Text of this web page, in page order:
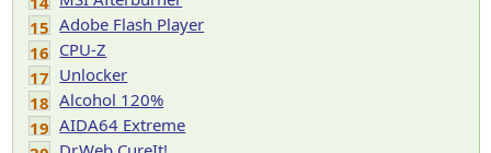
15 Adobe Flash Player
16 CPU-Z
17 Unlocker
18 Alcohol 120%
19 AIDA64 Extreme